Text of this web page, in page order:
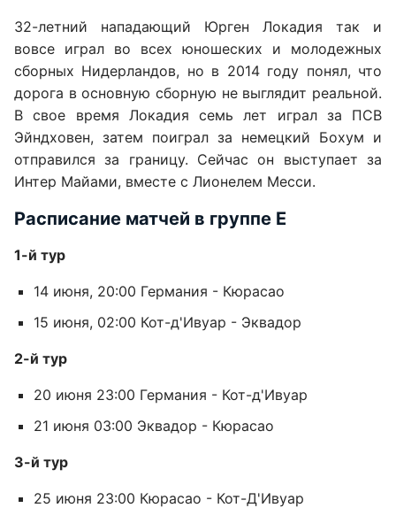
32-летний нападающий Юрген Локадия так и
вовсе играл во всех юношеских и молодежных
сборных Нидерландов, но в 2014 году понял, что
дорога в основную сборную не выглядит реальной.
В свое время Локадия семь лет играл за ПСВ
Эйндховен, затем поиграл за немецкий Бохум и
отправился за границу. Сейчас он выступает за
Интер Майами, вместе с Лионелем Месси.
Расписание матчей в группе Е
1-й тур
14 июня, 20:00 Германия - Кюрасао
15 июня, 02:00 Кот-д'Ивуар - Эквадор
2-й тур
20 июня 23:00 Германия - Кот-д'Ивуар
21 июня 03:00 Эквадор - Кюрасао
3-й тур
25 июня 23:00 Кюрасао - Кот-Д'Ивуар